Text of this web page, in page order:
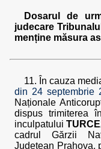
Dosarul de
judecare
menține măsura
11. În cauza
din 24 septembrie
Naționale
dispus trimiterea
inculpatului
cadrul Gărzii
Județean Prahova,